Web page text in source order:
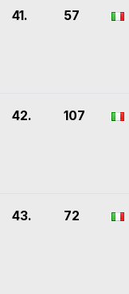
41. 57
42. 107
43. 72